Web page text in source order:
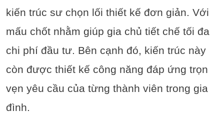
kiến trúc sư chọn lối thiết kế đơn giản. Với
mấu chốt nhằm giúp gia chủ tiết chế tối đa
chi phí đầu tư. Bên cạnh đó, kiến trúc này
còn được thiết kế công năng đáp ứng trọn
vẹn yêu cầu của từng thành viên trong gia
đình.